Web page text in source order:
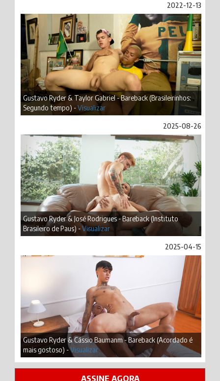
2022-12-13
Gustavo Ryder & Taylor Gabriel - Bareback (Brasileirinhos:
Segundo tempo) -Visualizar
2025-08-26
Gustavo Ryder & José Rodrigues - Bareback (Instituto
Brasileiro de Paus) -Visualizar
2025-04-15
Gustavo Ryder & Cássio Baumanm - Bareback (Acordado é
mais gostoso) -Visualizar
ASSINE AGORA